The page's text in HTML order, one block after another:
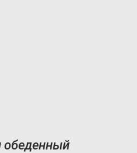
обеденный